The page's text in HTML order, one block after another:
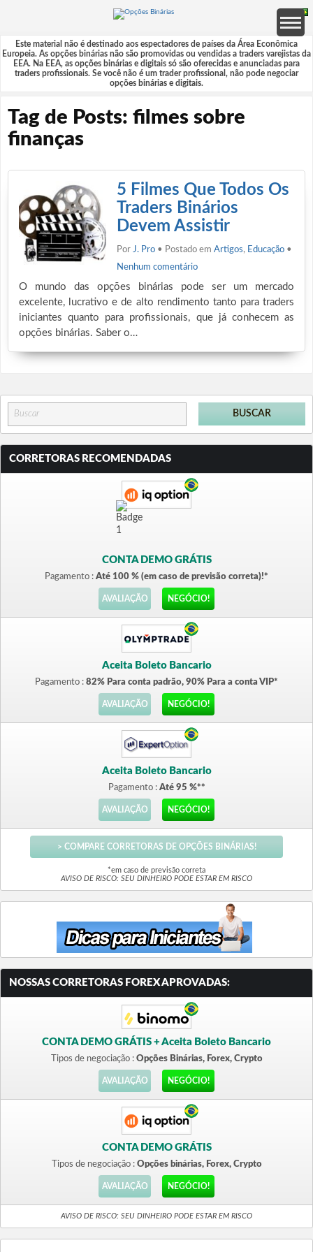
Este material não é destinado aos espectadores de países da Área Econômica
Europeia. As opções binárias não são promovidas ou vendidas a traders varejistas da
EEA. Na EEA, as opções binárias e digitais só são oferecidas e anunciadas para
traders profissionais. Se você não é um trader profissional, não pode negociar
opções binárias e digitais.
Tag de Posts: filmes sobre
finanças
5 Filmes Que Todos Os
Traders Binários
Devem Assistir
Por J. Pro • Postado em Artigos, Educação •
Nenhum comentário
O mundo das opções binárias pode ser um mercado
excelente, lucrativo e de alto rendimento tanto para traders
iniciantes quanto para profissionais, que já conhecem as
opções binárias. Saber o…
CORRETORAS RECOMENDADAS
CONTA DEMO GRÁTIS
Pagamento : Até 100 % (em caso de previsão correta)!*
AVALIAÇÃO NEGÓCIO!
Aceita Boleto Bancario
Pagamento : 82% Para conta padrão, 90% Para a conta VIP*
AVALIAÇÃO NEGÓCIO!
Aceita Boleto Bancario
Pagamento : Até 95 %**
AVALIAÇÃO NEGÓCIO!
> COMPARE CORRETORAS DE OPÇÕES BINÁRIAS!
*em caso de previsão correta
AVISO DE RISCO: SEU DINHEIRO PODE ESTAR EM RISCO
NOSSAS CORRETORAS FOREX APROVADAS:
CONTA DEMO GRÁTIS + Aceita Boleto Bancario
Tipos de negociação : Opções Binárias, Forex, Crypto
AVALIAÇÃO NEGÓCIO!
CONTA DEMO GRÁTIS
Tipos de negociação : Opções binárias, Forex, Crypto
AVALIAÇÃO NEGÓCIO!
AVISO DE RISCO: SEU DINHEIRO PODE ESTAR EM RISCO